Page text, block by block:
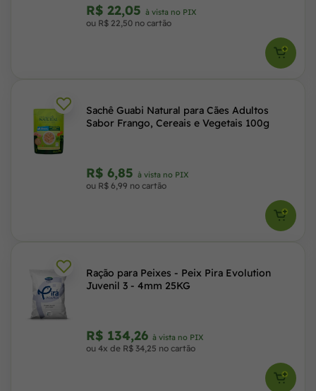
R$ 22,05 à vista no PIX
ou R$ 22,50 no cartão
Sachê Guabi Natural para Cães Adultos
Sabor Frango, Cereais e Vegetais 100g
R$ 6,85 à vista no PIX
ou R$ 6,99 no cartão
Ração para Peixes - Peix Pira Evolution
Juvenil 3 - 4mm 25KG
R$ 134,26 à vista no PIX
ou 4x de R$ 34,25 no cartão